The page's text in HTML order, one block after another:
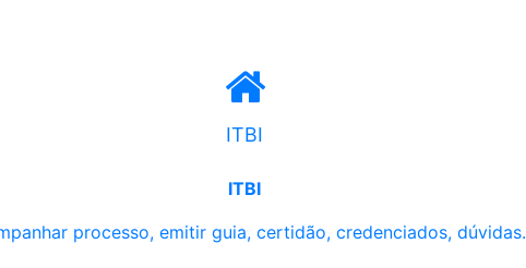
ITBI
ITBI
processo, emitir guia, certidão, credenciados, dúvidas.